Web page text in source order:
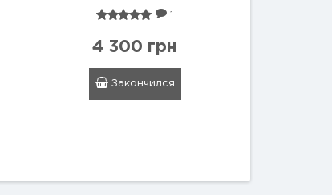
1
4 300 грн
Закончился